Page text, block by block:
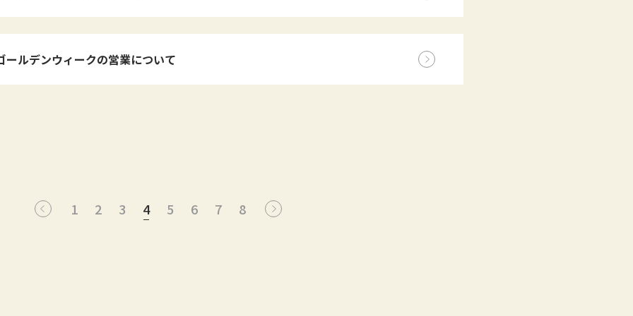
ールデンウィークの営業について
1 2 3 4 5 6 7 8